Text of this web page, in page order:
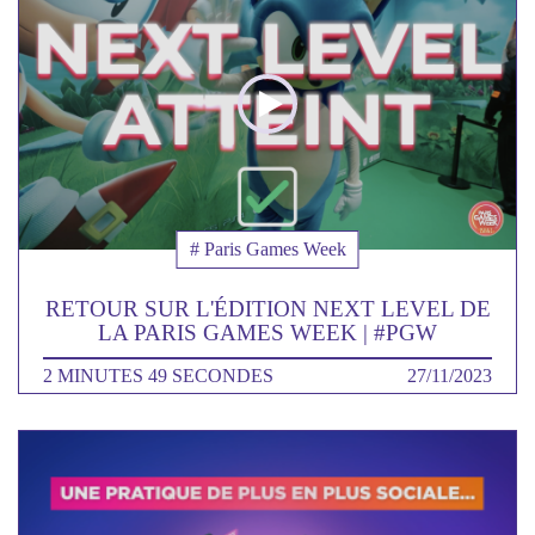
la
video
Thématique
# Paris Games Week
RETOUR SUR L'ÉDITION NEXT LEVEL DE
LA PARIS GAMES WEEK | #PGW
DURÉE
2 MINUTES 49 SECONDES DATE
27/11/2023
video